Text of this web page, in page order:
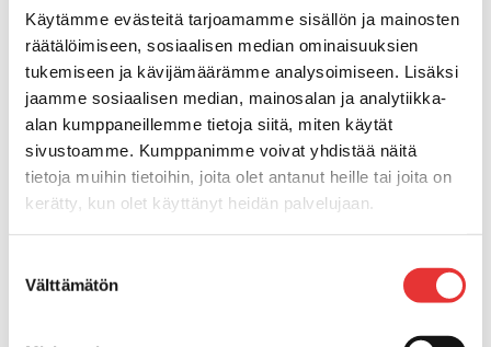
Käytämme evästeitä tarjoamamme sisällön ja mainosten
räätälöimiseen, sosiaalisen median ominaisuuksien
tukemiseen ja kävijämäärämme analysoimiseen. Lisäksi
jaamme sosiaalisen median, mainosalan ja analytiikka-
alan kumppaneillemme tietoja siitä, miten käytät
sivustoamme. Kumppanimme voivat yhdistää näitä
tietoja muihin tietoihin, joita olet antanut heille tai joita on
kerätty, kun olet käyttänyt heidän palvelujaan.
valinta
Välttämätön
Finnmaster Husky-veneet
Finnmaster lasikuituveneet
Yamarin-veneet
Suvi-veneet
Terhi-veneet
Yamaha-perämoottorit
Yamaha-vesijetit
Veneilyvarusteet